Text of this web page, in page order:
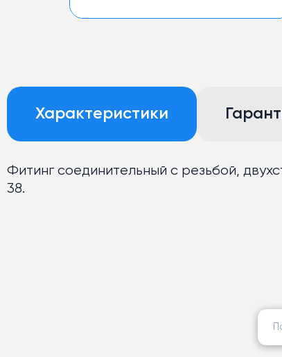
Характеристики
Фитинг соединительный с резьбой,
38.